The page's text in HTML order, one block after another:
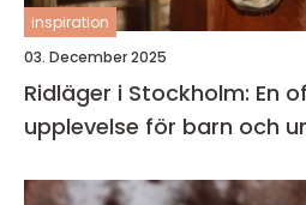
inspiration
03. December 2025
Ridläger i Stockholm: En
upplevelse för barn och